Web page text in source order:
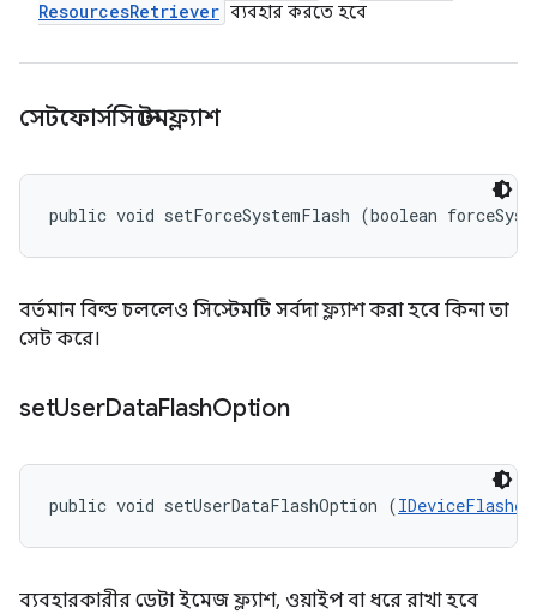
ResourcesRetriever ব্যবহার করতে হবে
সেটফোর্সসিস্টেমফ্ল্যাশ
public void setForceSystemFlash (boolean
বর্তমান বিল্ড চললেও সিস্টেমটি সর্বদা ফ্ল্যাশ করা হবে কিনা তা
সেট করে।
setUserDataFlashOption
public void setUserDataFlashOption (
ব্যবহারকারীর ডেটা ইমেজ ফ্ল্যাশ, ওয়াইপ বা ধরে রাখা হবে